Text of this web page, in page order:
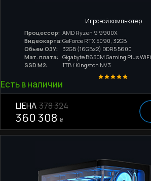
Игровой компьютер
Процессор: AMD Ryzen 9 9900X
Видеокарта:GeForce RTX 5090, 32GB
Обьем ОЗУ:
32GB (16GBx2) DDR5 5600
Мат. плата:
Gigabyte B650M Gaming Plus WiFi
SSD M2:
1TB / Kingston NV3
Есть в наличии
ЦЕНА 378 324
360 308 ₴